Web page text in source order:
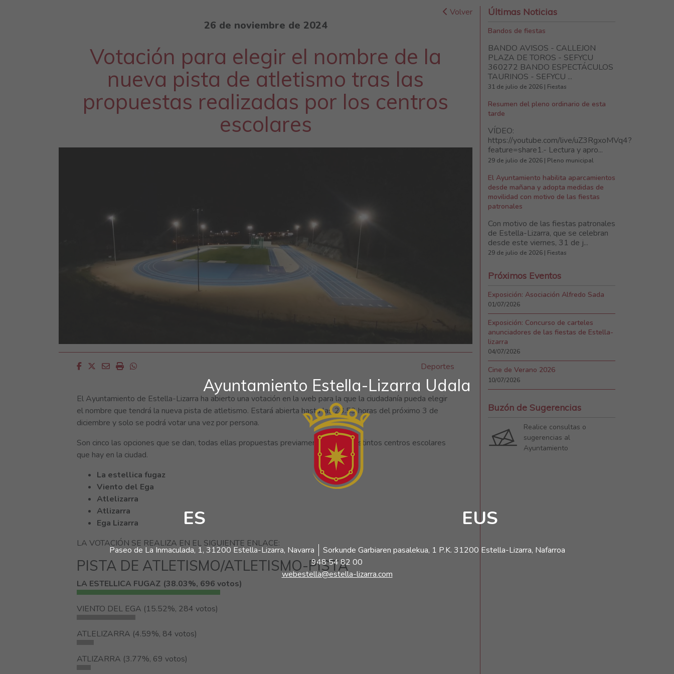
Ayuntamiento Estella-Lizarra Udala
ES EUS
Paseo de La Inmaculada, 1, 31200 Estella-Lizarra, Navarra
Sorkunde Garbiaren pasalekua, 1 P.K. 31200 Estella-Lizarra, Nafarroa
948 54 82 00
webestella@estella-lizarra.com
Volver
26 de noviembre de 2024
Votación para elegir el nombre de la
nueva pista de atletismo tras las
propuestas realizadas por los centros
escolares
Facebook
Twitter
EmailImprimirWhatsapp Deportes
El Ayuntamiento de Estella-Lizarra ha abierto una votación en la web para la que la ciudadanía pueda elegir
el nombre que tendrá la nueva pista de atletismo. Estará abierta hasta las 23.59 horas del próximo 3 de
diciembre y solo se podrá votar una vez por persona.
Son cinco las opciones que se dan, todas ellas propuestas previamente por los distintos centros escolares
que hay en la ciudad.
La estellica fugaz
Viento del Ega
Atlelizarra
Atlizarra
Ega Lizarra
LA VOTACIÓN SE REALIZA EN EL SIGUIENTE ENLACE:
PISTA DE ATLETISMO/ATLETISMO-PISTA
LA ESTELLICA FUGAZ (38.03%, 696 votos)
VIENTO DEL EGA (15.52%, 284 votos)
ATLELIZARRA (4.59%, 84 votos)
ATLIZARRA (3.77%, 69 votos)
Últimas Noticias
Bandos de fiestas
BANDO AVISOS - CALLEJON
PLAZA DE TOROS - SEFYCU
360272 BANDO ESPECTÁCULOS
TAURINOS - SEFYCU ...
31 de julio de 2026 | Fiestas
Resumen del pleno ordinario de esta
tarde
VÍDEO:
https://youtube.com/live/uZ3RgxoMVq4?
feature=share1.- Lectura y apro...
29 de julio de 2026 | Pleno municipal
El Ayuntamiento habilita aparcamientos
desde mañana y adopta medidas de
movilidad con motivo de las fiestas
patronales
Con motivo de las fiestas patronales
de Estella-Lizarra, que se celebran
desde este viernes, 31 de j...
29 de julio de 2026 | Fiestas
Próximos Eventos
Exposición: Asociación Alfredo Sada
01/07/2026
Exposición: Concurso de carteles
anunciadores de las fiestas de Estella-
lizarra
04/07/2026
Cine de Verano 2026
10/07/2026
Buzón de Sugerencias
Realice consultas o
sugerencias al
Ayuntamiento